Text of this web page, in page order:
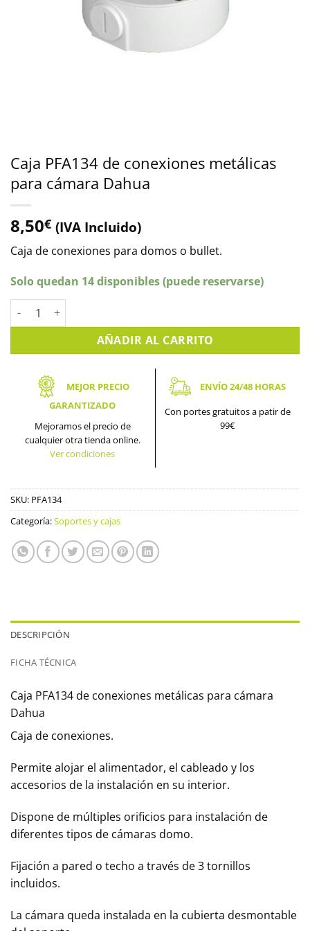
Caja PFA134 de conexiones metálicas
para cámara Dahua
8,50€ (IVA Incluido)
Caja de conexiones para domos o bullet.
Solo quedan 14 disponibles (puede reservarse)
Caja PFA134 de conexiones metálicas para cámara Dahua
AÑADIR AL CARRITO
MEJOR PRECIO
GARANTIZADO
Mejoramos el precio de
cualquier otra tienda online.
Ver condiciones
ENVÍO 24/48 HORAS
Con portes gratuitos a patir de
99€
SKU: PFA134
Categoría:Soportes y cajas
DESCRIPCIÓN
FICHA TÉCNICA
Caja PFA134 de conexiones metálicas para cámara
Dahua
Caja de conexiones.
Permite alojar el alimentador, el cableado y los
accesorios de la instalación en su interior.
Dispone de múltiples orificios para instalación de
diferentes tipos de cámaras domo.
Fijación a pared o techo a través de 3 tornillos
incluidos.
La cámara queda instalada en la cubierta desmontable